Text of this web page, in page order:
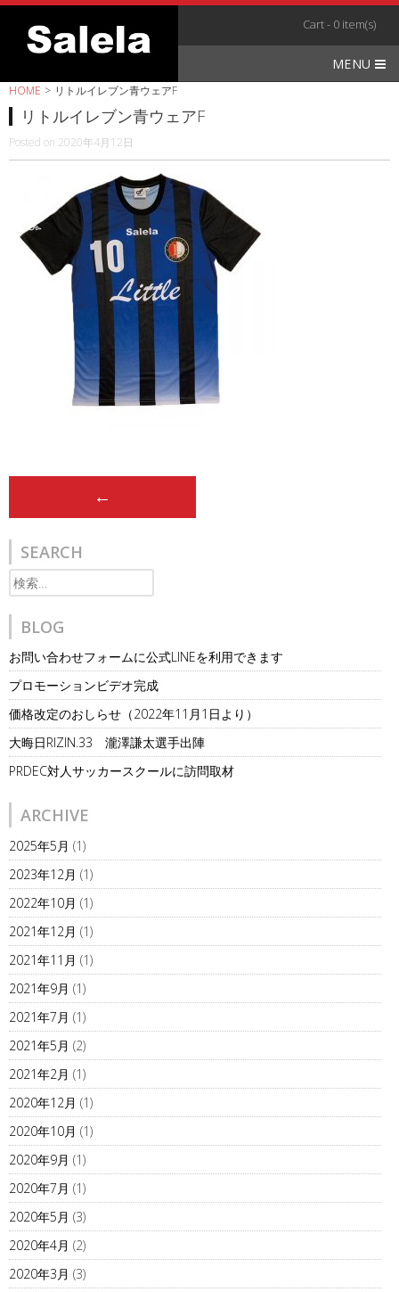
Skip
content
Cart - 0 item(s)
MENU
HOME > リトルイレブン青ウェアF
リトルイレブン青ウェアF
Posted on 2020年4月12日
navigation
←
SEARCH
検
索:
BLOG
お問い合わせフォームに公式LINEを利用できます
プロモーションビデオ完成
価格改定のおしらせ（2022年11月1日より）
大晦日RIZIN.33 瀧澤謙太選手出陣
PRDEC対人サッカースクールに訪問取材
ARCHIVE
2025年5月 (1)
2023年12月 (1)
2022年10月 (1)
2021年12月 (1)
2021年11月 (1)
2021年9月 (1)
2021年7月 (1)
2021年5月 (2)
2021年2月 (1)
2020年12月 (1)
2020年10月 (1)
2020年9月 (1)
2020年7月 (1)
2020年5月 (3)
2020年4月 (2)
2020年3月 (3)